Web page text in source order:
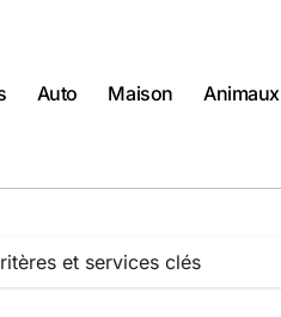
Auto Maison Animaux
et services clés